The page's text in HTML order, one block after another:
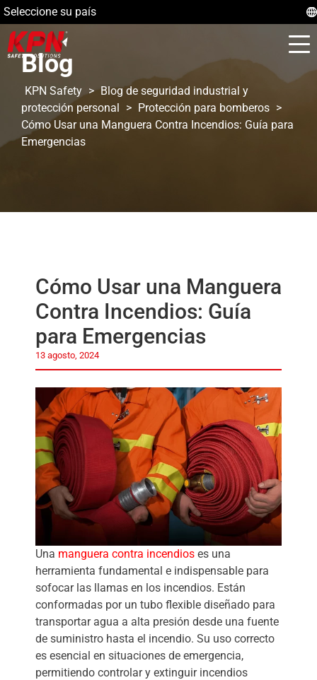
Seleccione su país
Blog
KPN Safety > Blog de seguridad industrial y
protección personal > Protección para bomberos >
Cómo Usar una Manguera Contra Incendios: Guía para
Emergencias
Cómo Usar una Manguera
Contra Incendios: Guía
para Emergencias
13 agosto, 2024
Una manguera contra incendios es una
herramienta fundamental e indispensable para
sofocar las llamas en los incendios. Están
conformadas por un tubo flexible diseñado para
transportar agua a alta presión desde una fuente
de suministro hasta el incendio. Su uso correcto
es esencial en situaciones de emergencia,
permitiendo controlar y extinguir incendios